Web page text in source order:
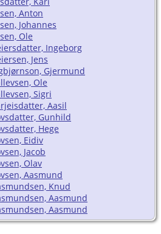
Anton
Johannes
Ole
Ingeborg
Jens
Gjermund
Ole
Sigri
Aasil
Gunhild
Hege
Eidiv
Jacob
Olav
Aasmund
Knud
Aasmund
Aasmund